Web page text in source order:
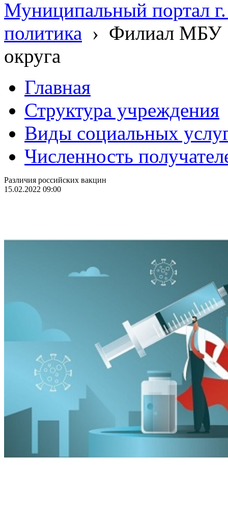
Муниципальный портал
политика › Филиал МБУ
округа
Главная
Структура учреждения
Виды социальных
Численность
Различия российских вакцин
15.02.2022 09:00